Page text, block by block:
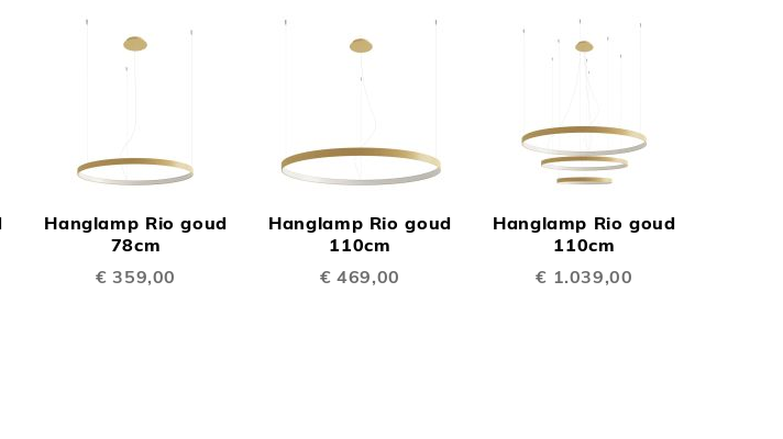
Hanglamp Rio goud
78cm
€ 359,00
TOEVOEGEN
Hanglamp Rio goud
110cm
€ 469,00
TOEVOEGEN
Hanglamp Rio goud
110cm
€ 1.039,00